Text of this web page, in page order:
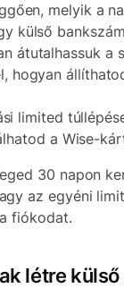
melyik a
külső
átutalhassuk a
hogyan
limited
a Wise-
30 napon
az egyéni
fiókodat.
létre